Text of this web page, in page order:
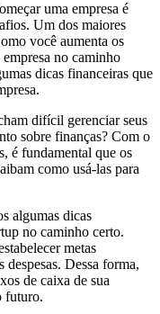
uma empresa é
Um dos maiores
você aumenta os
no caminho
dicas financeiras que
difícil gerenciar seus
sobre finanças? Com o
é fundamental que os
como usá-las para
algumas dicas
no caminho certo.
metas
Dessa forma,
de caixa de sua
futuro.